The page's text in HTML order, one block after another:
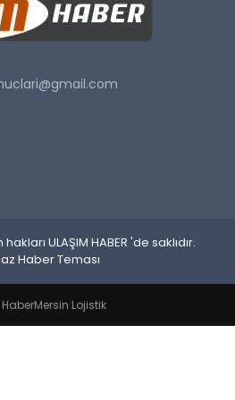
ULAŞIM HABER 'de saklıdır.
Haber Teması
Mersin Lojistik